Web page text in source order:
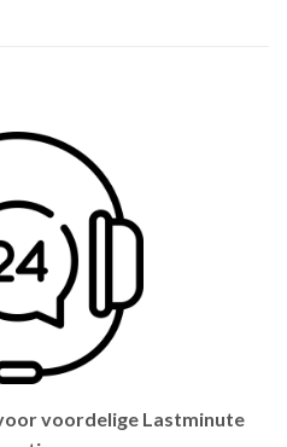
voordelige Lastminute